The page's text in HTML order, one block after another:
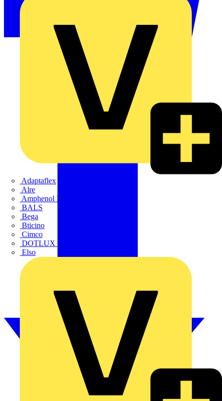
Adaptaflex
Alre
Amphenol FTG
BALS
Bega
Bticino
Cimco
DOTLUX GmbH
Elso